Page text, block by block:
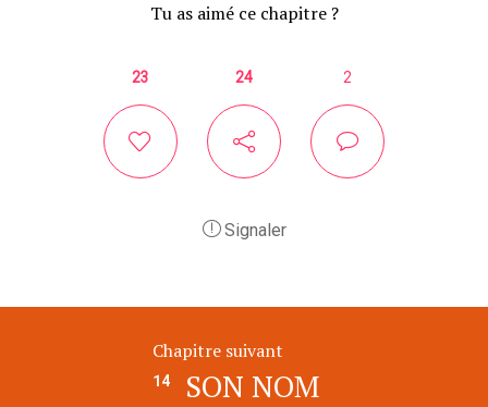
Tu as aimé ce chapitre ?
23 24 2
Signaler
Chapitre suivant
14 SON NOM